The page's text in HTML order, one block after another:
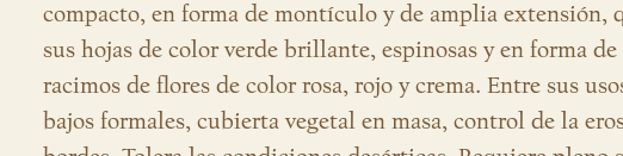
compacto, en forma de montículo y de amplia extensión,
sus hojas de color verde brillante, espinosas y en forma de
racimos de flores de color rosa, rojo y crema. Entre sus
bajos formales, cubierta vegetal en masa, control de la